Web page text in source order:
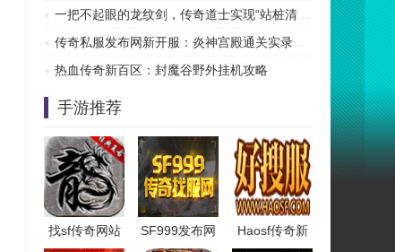
一把不起眼的龙纹剑，传奇道士实现“站桩清图”自由
传奇私服发布网新开服：炎神宫殿通关实录，让你告别
热血传奇新百区：封魔谷野外挂机攻略
手游推荐
找sf传奇网站 SF999发布网 Haosf传奇新